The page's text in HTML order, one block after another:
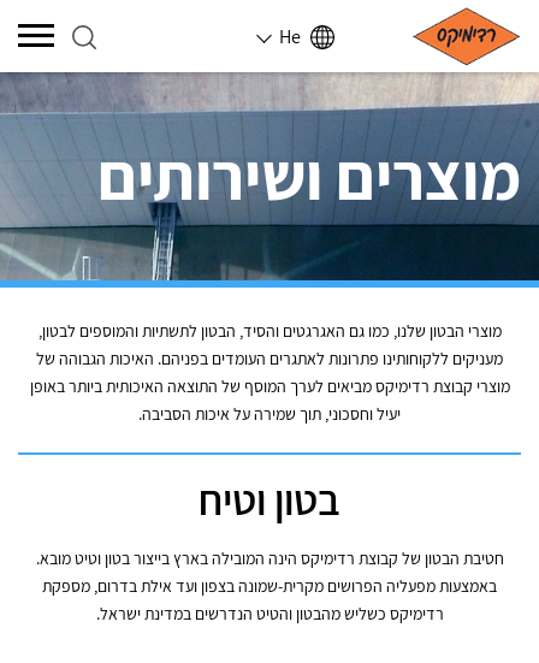
He
מוצרים ושירותים
מוצרי הבטון שלנו, כמו גם האגרגטים והסיד, הבטון לתשתיות והמוספים לבטון,
מעניקים ללקוחותינו פתרונות לאתגרים העומדים בפניהם. האיכות הגבוהה של
מוצרי קבוצת רדימיקס מביאים לערך המוסף של התוצאה האיכותית ביותר באופן
יעיל וחסכוני, תוך שמירה על איכות הסביבה.
בטון וטיח
חטיבת הבטון של קבוצת רדימיקס הינה המובילה בארץ בייצור בטון וטיט מובא.
באמצעות מפעליה הפרושים מקרית-שמונה בצפון ועד אילת בדרום, מספקת
רדימיקס כשליש מהבטון והטיט הנדרשים במדינת ישראל.